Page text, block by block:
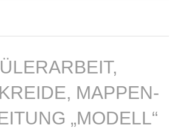
MAPPEN-
„MODELL“